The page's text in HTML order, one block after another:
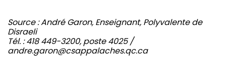
Source : André Garon, Enseignant, Polyvalente de
Disraeli
Tél. : 418 449-3200, poste 4025 /
andre.garon@csappalaches.qc.ca